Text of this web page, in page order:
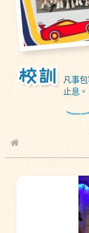
凡事
止息
校園相簿